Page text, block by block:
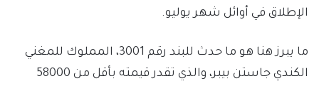
الإطلاق في أوائل شهر يوليو.
ما يبرز هنا هو ما حدث للبند رقم 3001، المملوك للمغني
الكندي جاستن بيبر، والذي تقدر قيمته بأقل من 58000